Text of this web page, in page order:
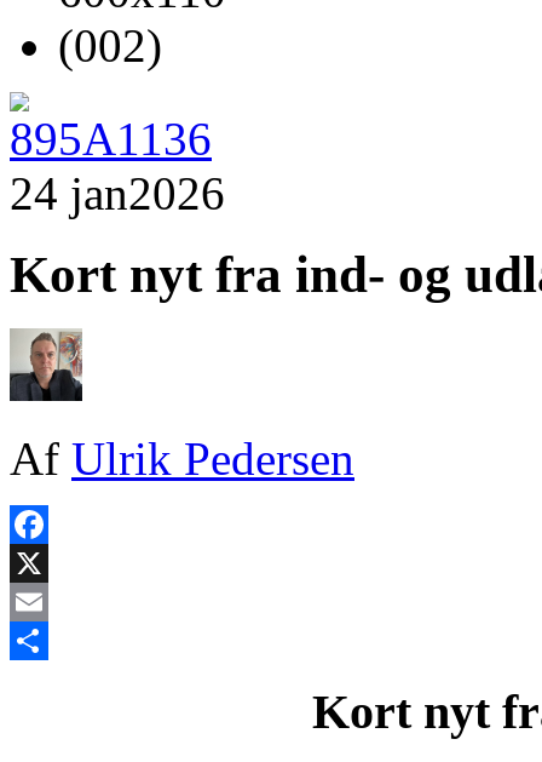
24 jan2026
Kort nyt fra ind- og
Af Ulrik Pedersen
Facebook
X
Email
Kort nyt